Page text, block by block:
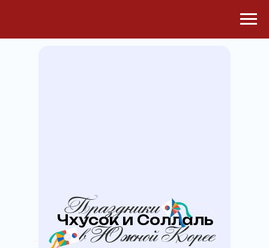
Праздники
Чхусок и Соллаль
в Южной Корее